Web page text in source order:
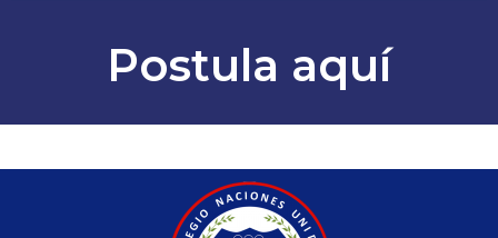
Postula aquí